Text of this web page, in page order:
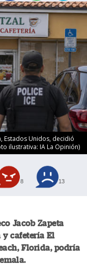
Estados Unidos, decidió
ilustrativa: IA La Opinión)
8 13
Jacob Zapeta
y cafetería El
Florida, podría